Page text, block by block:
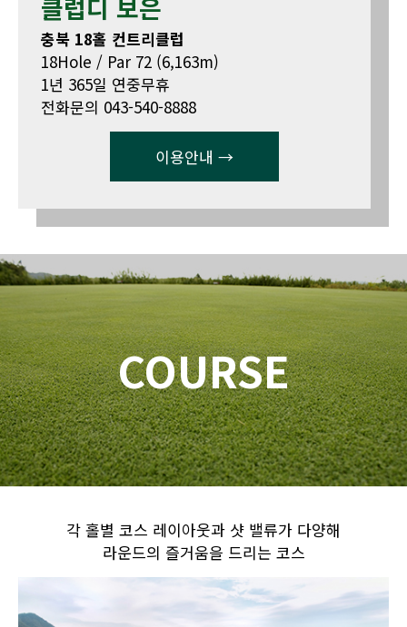
클럽디 보은
충북 18홀 컨트리클럽
18Hole / Par 72 (6,163m)
1년 365일 연중무휴
전화문의 043-540-8888
이용안내 →
COURSE
각 홀별 코스 레이아웃과 샷 밸류가 다양해
라운드의 즐거움을 드리는 코스